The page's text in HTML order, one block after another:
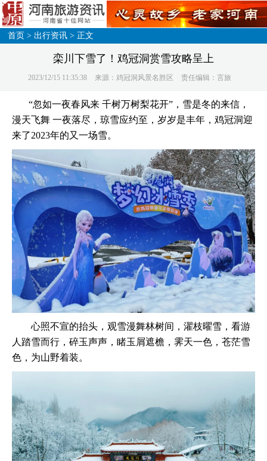
首页 >出行资讯 > 正文
栾川下雪了！鸡冠洞赏雪攻略呈上
2023/12/15 11:35:38 来源：鸡冠洞风景名胜区 责任编辑：言旅
“忽如一夜春风来 千树万树梨花开”，雪是冬的来信，
漫天飞舞 一夜落尽，琼雪应约至，岁岁是丰年，鸡冠洞迎
来了2023年的又一场雪。
心照不宣的抬头，观雪漫舞林树间，濯枝曜雪，看游
人踏雪而行，碎玉声声，睹玉屑遮檐，霁天一色，苍茫雪
色，为山野着装。